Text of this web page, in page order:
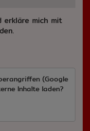
erkläre mich mit
(Google
Inhalte laden?